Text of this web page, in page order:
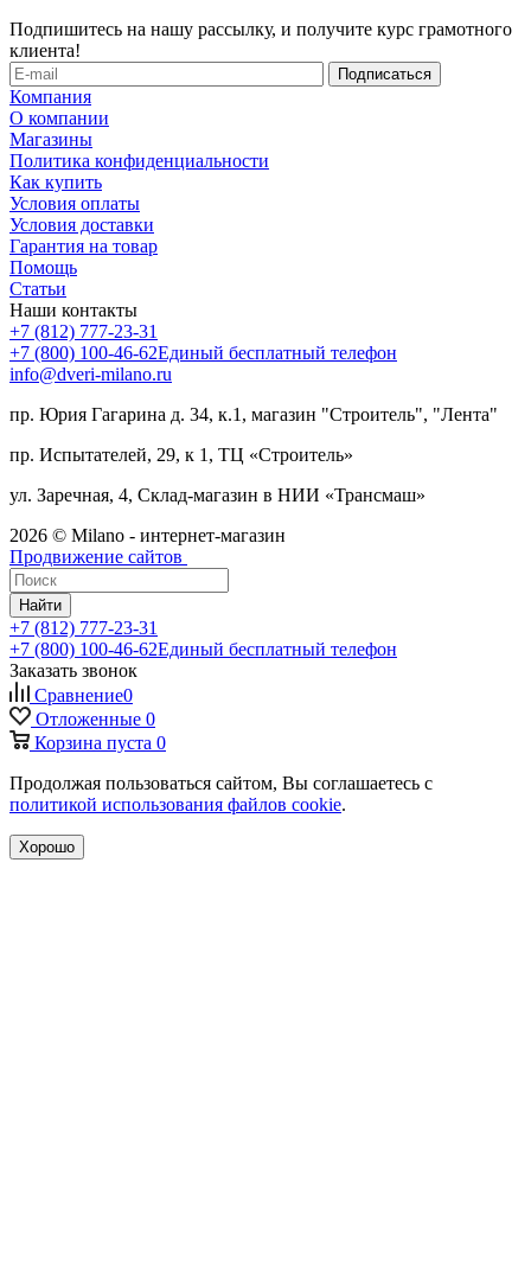
Подпишитесь на нашу рассылку, и получите курс грамотного
клиента!
Компания
О компании
Магазины
Политика конфиденциальности
Как купить
Условия оплаты
Условия доставки
Гарантия на товар
Помощь
Статьи
Наши контакты
+7 (812) 777-23-31
+7 (800) 100-46-62Единый бесплатный телефон
info@dveri-milano.ru
пр. Юрия Гагарина д. 34, к.1, магазин "Строитель", "Лента"
пр. Испытателей, 29, к 1, ТЦ «Строитель»
ул. Заречная, 4, Склад-магазин в НИИ «Трансмаш»
2026 © Milano - интернет-магазин
Продвижение сайтов
Найти
+7 (812) 777-23-31
+7 (800) 100-46-62Единый бесплатный телефон
Заказать звонок
Сравнение0
Отложенные 0
Корзина пуста 0
Продолжая пользоваться сайтом, Вы соглашаетесь с
политикой использования файлов cookie.
Хорошо